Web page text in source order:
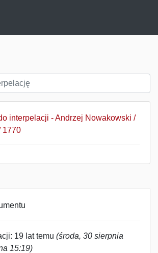
interpelacji - Andrzej Nowakowski /
1770
19 lat temu (środa, 30 sierpnia
15:19)